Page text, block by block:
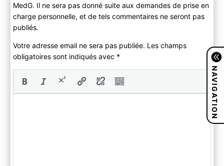
MedG. Il ne sera pas donné suite aux demandes de prise en
charge personnelle, et de tels commentaires ne seront pas
publiés.
Votre adresse email ne sera pas publiée. Les champs
obligatoires sont indiqués avec *
NAVIGATION